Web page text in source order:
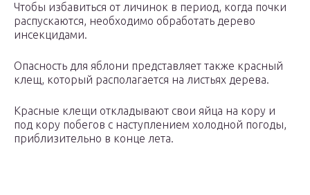
Чтобы избавиться от личинок в период, когда почки
распускаются, необходимо обработать дерево
инсекцидами.
Опасность для яблони представляет также красный
клещ, который располагается на листьях дерева.
Красные клещи откладывают свои яйца на кору и
под кору побегов с наступлением холодной погоды,
приблизительно в конце лета.